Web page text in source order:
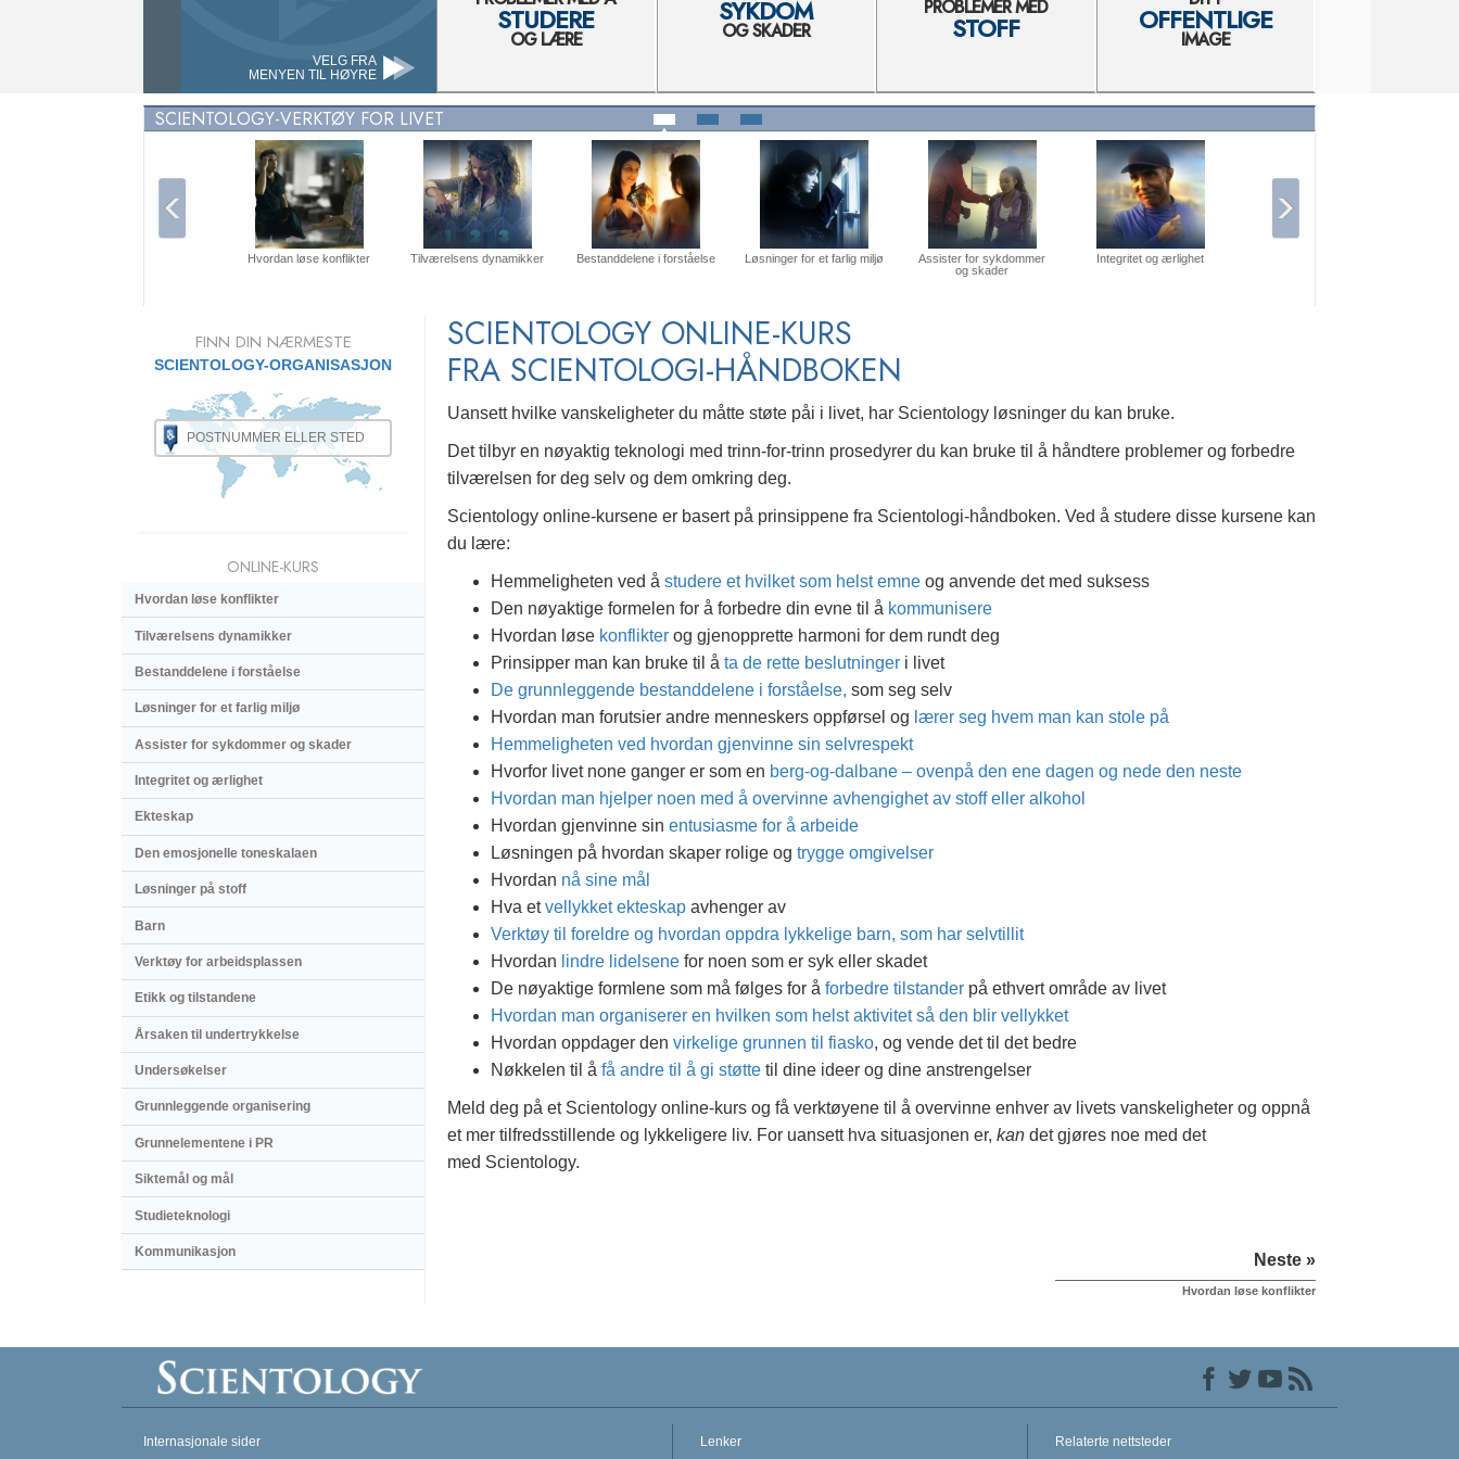
VELG FRA
MENYEN TIL HØYRE
STUDERE
OG LÆRE
SYKDOM
OG SKADER
PROBLEMER MED
STOFF OFFENTLIGE
IMAGE
SCIENTOLOGY-VERKTØY FOR LIVET
Hvordan løse konflikter Tilværelsens dynamikker Bestanddelene i forståelse Løsninger for et farlig miljø
Assister for sykdommer
og skader
Integritet og ærlighet
SCIENTOLOGY ONLINE-KURS
FRA SCIENTOLOGI-HÅNDBOKEN
Uansett hvilke vanskeligheter du måtte støte påi i livet, har Scientology løsninger du kan bruke.
Det tilbyr en nøyaktig teknologi med trinn-for-trinn prosedyrer du kan bruke til å håndtere problemer og forbedre
tilværelsen for deg selv og dem omkring deg.
Scientology online-kursene er basert på prinsippene fra Scientologi-håndboken. Ved å studere disse kursene kan
du lære:
Hemmeligheten ved å studere et hvilket som helst emne og anvende det med suksess
Den nøyaktige formelen for å forbedre din evne til å kommunisere
Hvordan løse konflikter og gjenopprette harmoni for dem rundt deg
Prinsipper man kan bruke til å ta de rette beslutninger i livet
De grunnleggende bestanddelene i forståelse, som seg selv
Hvordan man forutsier andre menneskers oppførsel og lærer seg hvem man kan stole på
Hemmeligheten ved hvordan gjenvinne sin selvrespekt
Hvorfor livet none ganger er som en berg-og-dalbane – ovenpå den ene dagen og nede den neste
Hvordan man hjelper noen med å overvinne avhengighet av stoff eller alkohol
Hvordan gjenvinne sin entusiasme for å arbeide
Løsningen på hvordan skaper rolige og trygge omgivelser
Hvordan nå sine mål
Hva etvellykket ekteskap avhenger av
Verktøy til foreldre og hvordan oppdra lykkelige barn, som har selvtillit
Hvordan lindre lidelsene for noen som er syk eller skadet
De nøyaktige formlene som må følges for å forbedre tilstander på ethvert område av livet
Hvordan man organiserer en hvilken som helst aktivitet så den blir vellykket
Hvordan oppdager den virkelige grunnen til fiasko, og vende det til det bedre
Nøkkelen til å få andre til å gi støtte til dine ideer og dine anstrengelser
Meld deg på et Scientology online-kurs og få verktøyene til å overvinne enhver av livets vanskeligheter og oppnå
et mer tilfredsstillende og lykkeligere liv. For uansett hva situasjonen er, kan det gjøres noe med det
med Scientology.
Neste »
Hvordan løse konflikter
FINN DIN NÆRMESTE
SCIENTOLOGY-ORGANISASJON
ONLINE-KURS
Hvordan løse konflikter
Tilværelsens dynamikker
Bestanddelene i forståelse
Løsninger for et farlig miljø
Assister for sykdommer og skader
Integritet og ærlighet
Ekteskap
Den emosjonelle toneskalaen
Løsninger på stoff
Barn
Verktøy for arbeidsplassen
Etikk og tilstandene
Årsaken til undertrykkelse
Undersøkelser
Grunnleggende organisering
Grunnelementene i PR
Siktemål og mål
Studieteknologi
Kommunikasjon
Internasjonale sider Lenker Relaterte nettsteder